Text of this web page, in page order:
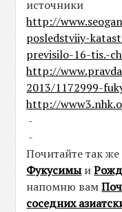
источники
http://
posledstviiy-
previsilo-16-tis.-
http://
2013/1172999-
http://
-
-
Почитайте так
Фукусимыи
напомню вам
соседних